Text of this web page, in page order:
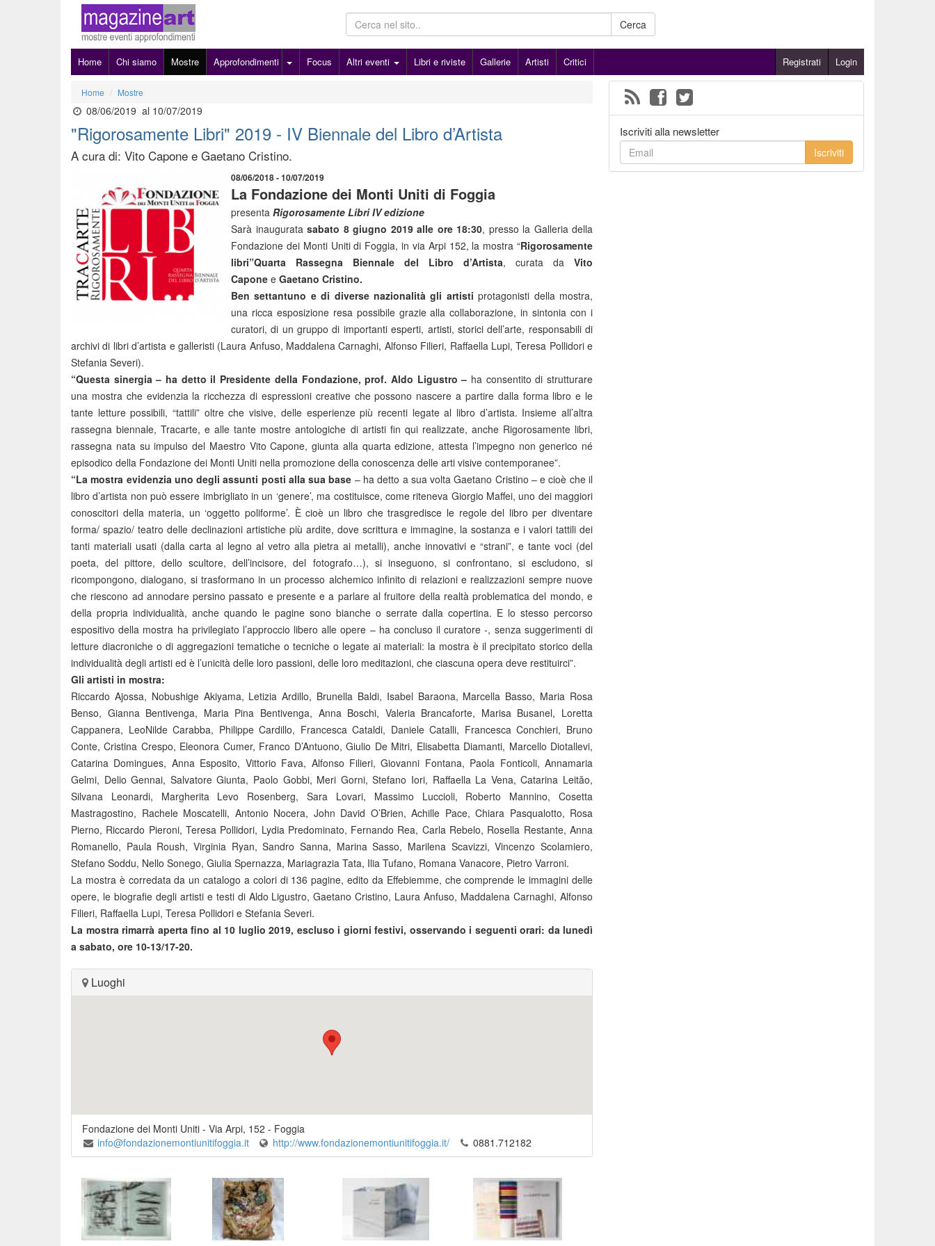
Cerca
Home Chi siamo Mostre Approfondimenti Focus Altri eventi Libri e riviste Gallerie Artisti Critici Registrati Login
Home Mostre
08/06/2019 al 10/07/2019
"Rigorosamente Libri" 2019 - IV Biennale del Libro d’Artista
A cura di: Vito Capone e Gaetano Cristino.
08/06/2018 - 10/07/2019
La Fondazione dei Monti Uniti di Foggia
presenta Rigorosamente Libri IV edizione
Sarà inaugurata sabato 8 giugno 2019 alle ore 18:30, presso la Galleria della
Fondazione dei Monti Uniti di Foggia, in via Arpi 152, la mostra “Rigorosamente
libri”Quarta Rassegna Biennale del Libro d’Artista, curata da Vito
Capone e Gaetano Cristino.
Ben settantuno e di diverse nazionalità gli artisti protagonisti della mostra,
una ricca esposizione resa possibile grazie alla collaborazione, in sintonia con i
curatori, di un gruppo di importanti esperti, artisti, storici dell’arte, responsabili di
archivi di libri d’artista e galleristi (Laura Anfuso, Maddalena Carnaghi, Alfonso Filieri, Raffaella Lupi, Teresa Pollidori e
Stefania Severi).
“Questa sinergia – ha detto il Presidente della Fondazione, prof. Aldo Ligustro – ha consentito di strutturare
una mostra che evidenzia la ricchezza di espressioni creative che possono nascere a partire dalla forma libro e le
tante letture possibili, “tattili” oltre che visive, delle esperienze più recenti legate al libro d’artista. Insieme all’altra
rassegna biennale, Tracarte, e alle tante mostre antologiche di artisti fin qui realizzate, anche Rigorosamente libri,
rassegna nata su impulso del Maestro Vito Capone, giunta alla quarta edizione, attesta l’impegno non generico né
episodico della Fondazione dei Monti Uniti nella promozione della conoscenza delle arti visive contemporanee”.
“La mostra evidenzia uno degli assunti posti alla sua base – ha detto a sua volta Gaetano Cristino – e cioè che il
libro d’artista non può essere imbrigliato in un ‘genere’, ma costituisce, come riteneva Giorgio Maffei, uno dei maggiori
conoscitori della materia, un ‘oggetto poliforme’. È cioè un libro che trasgredisce le regole del libro per diventare
forma/ spazio/ teatro delle declinazioni artistiche più ardite, dove scrittura e immagine, la sostanza e i valori tattili dei
tanti materiali usati (dalla carta al legno al vetro alla pietra ai metalli), anche innovativi e “strani”, e tante voci (del
poeta, del pittore, dello scultore, dell’incisore, del fotografo…), si inseguono, si confrontano, si escludono, si
ricompongono, dialogano, si trasformano in un processo alchemico infinito di relazioni e realizzazioni sempre nuove
che riescono ad annodare persino passato e presente e a parlare al fruitore della realtà problematica del mondo, e
della propria individualità, anche quando le pagine sono bianche o serrate dalla copertina. E lo stesso percorso
espositivo della mostra ha privilegiato l’approccio libero alle opere – ha concluso il curatore -, senza suggerimenti di
letture diacroniche o di aggregazioni tematiche o tecniche o legate ai materiali: la mostra è il precipitato storico della
individualità degli artisti ed è l’unicità delle loro passioni, delle loro meditazioni, che ciascuna opera deve restituirci”.
Gli artisti in mostra:
Riccardo Ajossa, Nobushige Akiyama, Letizia Ardillo, Brunella Baldi, Isabel Baraona, Marcella Basso, Maria Rosa
Benso, Gianna Bentivenga, Maria Pina Bentivenga, Anna Boschi, Valeria Brancaforte, Marisa Busanel, Loretta
Cappanera, LeoNilde Carabba, Philippe Cardillo, Francesca Cataldi, Daniele Catalli, Francesca Conchieri, Bruno
Conte, Cristina Crespo, Eleonora Cumer, Franco D’Antuono, Giulio De Mitri, Elisabetta Diamanti, Marcello Diotallevi,
Catarina Domingues, Anna Esposito, Vittorio Fava, Alfonso Filieri, Giovanni Fontana, Paola Fonticoli, Annamaria
Gelmi, Delio Gennai, Salvatore Giunta, Paolo Gobbi, Meri Gorni, Stefano Iori, Raffaella La Vena, Catarina Leităo,
Silvana Leonardi, Margherita Levo Rosenberg, Sara Lovari, Massimo Luccioli, Roberto Mannino, Cosetta
Mastragostino, Rachele Moscatelli, Antonio Nocera, John David O’Brien, Achille Pace, Chiara Pasqualotto, Rosa
Pierno, Riccardo Pieroni, Teresa Pollidori, Lydia Predominato, Fernando Rea, Carla Rebelo, Rosella Restante, Anna
Romanello, Paula Roush, Virginia Ryan, Sandro Sanna, Marina Sasso, Marilena Scavizzi, Vincenzo Scolamiero,
Stefano Soddu, Nello Sonego, Giulia Spernazza, Mariagrazia Tata, Ilia Tufano, Romana Vanacore, Pietro Varroni.
La mostra è corredata da un catalogo a colori di 136 pagine, edito da Effebiemme, che comprende le immagini delle
opere, le biografie degli artisti e testi di Aldo Ligustro, Gaetano Cristino, Laura Anfuso, Maddalena Carnaghi, Alfonso
Filieri, Raffaella Lupi, Teresa Pollidori e Stefania Severi.
La mostra rimarrà aperta fino al 10 luglio 2019, escluso i giorni festivi, osservando i seguenti orari: da lunedì
a sabato, ore 10-13/17-20.
Luoghi
Fondazione dei Monti Uniti - Via Arpi, 152 - Foggia
info@fondazionemontiunitifoggia.it
http://www.fondazionemontiunitifoggia.it/ 0881.712182
Iscriviti alla newsletter
Iscriviti